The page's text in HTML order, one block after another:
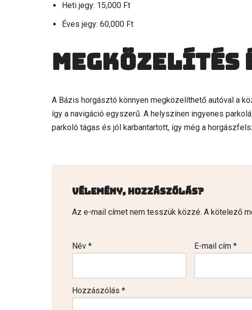
Heti jegy: 15,000 Ft
Éves jegy: 60,000 Ft
Megközelítés
A Bázis horgásztó könnyen megközelíthető autóval a
így a navigáció egyszerű. A helyszínen ingyenes
parkoló tágas és jól karbantartott, így még a
Vélemény, hozzászólás?
Az e-mail címet nem tesszük közzé. A kötelező
Név * E-mail cím*
Hozzászólás *